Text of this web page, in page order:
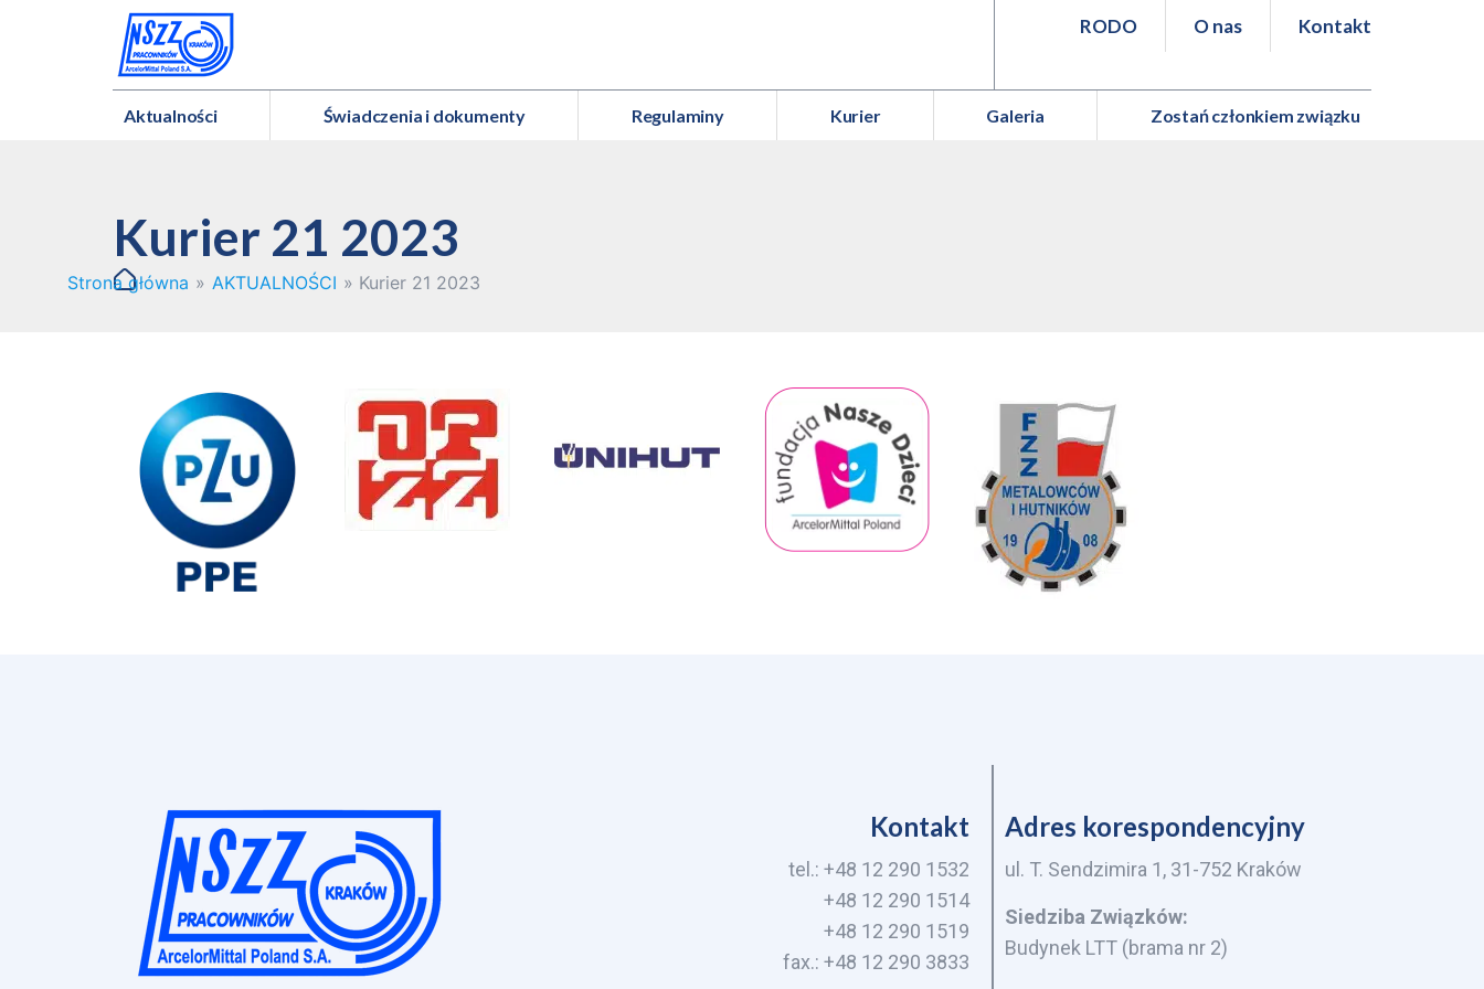
RODO O nas Kontakt
Aktualności Świadczenia i dokumenty Regulaminy Kurier Galeria Zostań członkiem związku
Kurier 21 2023
Strona główna » AKTUALNOŚCI » Kurier 21 2023
Kontakt
tel.: +48 12 290 1532
+48 12 290 1514
+48 12 290 1519
fax.: +48 12 290 3833
Adres korespondencyjny
ul. T. Sendzimira 1, 31-752 Kraków
Siedziba Związków:
Budynek LTT (brama nr 2)